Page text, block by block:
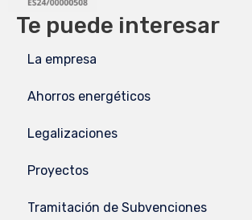
Te puede interesar
La empresa
Ahorros energéticos
Legalizaciones
Proyectos
Tramitación de Subvenciones